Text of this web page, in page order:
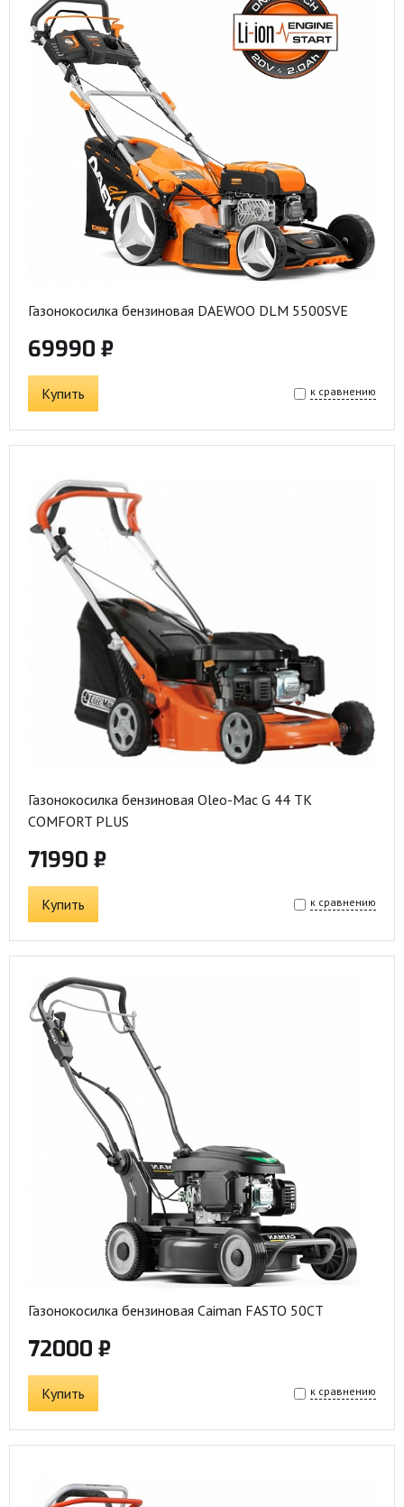
Газонокосилка бензиновая DAEWOO DLM 5500SVE
69990 ₽
Купить к сравнению
Газонокосилка бензиновая Oleo-Mac G 44 TK
COMFORT PLUS
71990 ₽
Купить к сравнению
Газонокосилка бензиновая Caiman FASTO 50CT
72000 ₽
Купить к сравнению